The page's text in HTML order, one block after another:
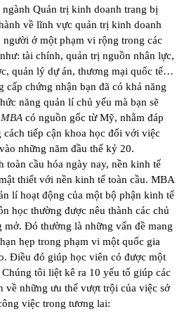
Quản trị kinh doanh trang bị
về lĩnh vực quản trị kinh doanh
ở một phạm vi rộng trong các
tài chính, quản trị nguồn nhân lực,
quản lý dự án, thương mại quốc tế…
cấp chứng nhận bạn đã có khả năng
năng quản lí chủ yếu mà bạn sẽ
MBA có nguồn gốc từ Mỹ, nhằm đáp
tiếp cận khoa học đối với việc
những năm đầu thế kỷ 20.
toàn cầu hóa ngày nay, nền kinh tế
thiết với nền kinh tế toàn cầu. MBA
lí hoạt động của một bộ phận kinh tế
học thường được nêu thành các chủ
mở. Đó thường là những vấn đề mang
hẹp trong phạm vi một quốc gia
Điều đó giúp học viên có được một
tôi liệt kê ra 10 yếu tố giúp các
về những ưu thế vượt trội của việc sở
việc trong tương lai: